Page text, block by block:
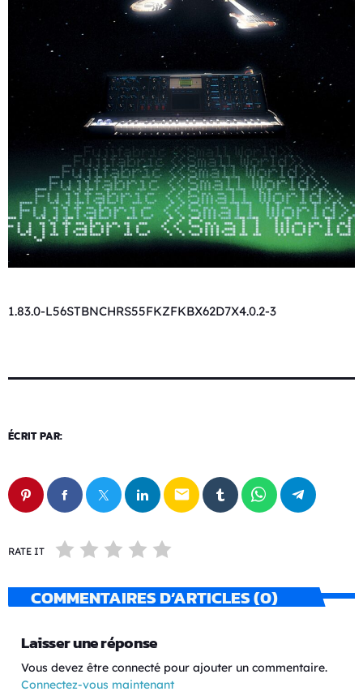
1.83.0-L56STBNCHRS55FKZFKBX62D7X4.0.2-3
ÉCRIT PAR:
email
RATE IT
COMMENTAIRES D’ARTICLES (0)
Laisser une réponse
Vous devez être connecté pour ajouter un commentaire.
Connectez-vous maintenant